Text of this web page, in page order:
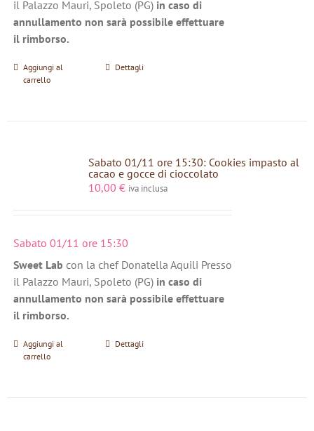
il Palazzo Mauri, Spoleto (PG) in caso di
annullamento non sarà possibile effettuare
il rimborso.
Aggiungi al
carrello
Dettagli
Sabato 01/11 ore 15:30: Cookies impasto al
cacao e gocce di cioccolato
10,00 € iva inclusa
Sabato 01/11 ore 15:30
Sweet Lab con la chef Donatella Aquili Presso
il Palazzo Mauri, Spoleto (PG) in caso di
annullamento non sarà possibile effettuare
il rimborso.
Aggiungi al
carrello
Dettagli